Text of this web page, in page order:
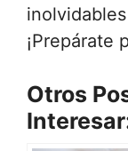
¡Prepárate
Otros